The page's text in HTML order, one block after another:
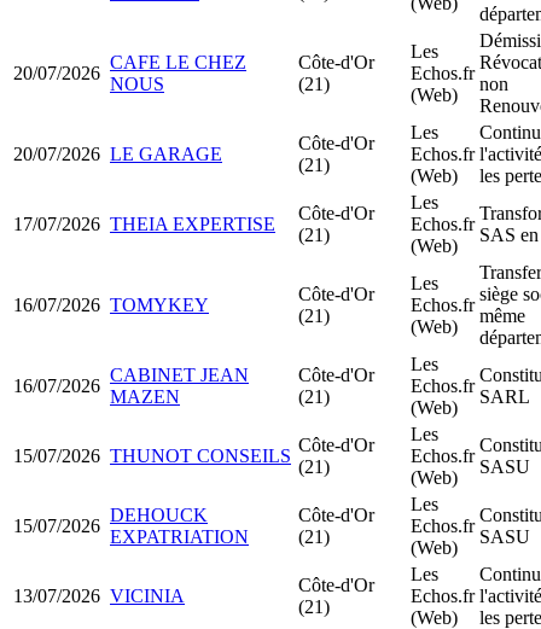
20/07/2026
CAFE LE CHEZ
NOUS
Côte-d'Or
(21)
Les
Echos.fr
(Web)
non
20/07/2026 LE GARAGE
Côte-d'Or
(21)
Les
Echos.fr
(Web)
les
17/07/2026 THEIA EXPERTISE
Côte-d'Or
(21)
Les
Echos.fr
(Web)
SAS
16/07/2026 TOMYKEY
Côte-d'Or
(21)
Les
Echos.fr
(Web)
siège
même
16/07/2026
CABINET JEAN
MAZEN
Côte-d'Or
(21)
Les
Echos.fr
(Web)
SARL
15/07/2026 THUNOT CONSEILS
Côte-d'Or
(21)
Les
Echos.fr
(Web)
SASU
15/07/2026
DEHOUCK
EXPATRIATION
Côte-d'Or
(21)
Les
Echos.fr
(Web)
SASU
13/07/2026 VICINIA
Côte-d'Or
(21)
Les
Echos.fr
(Web)
les